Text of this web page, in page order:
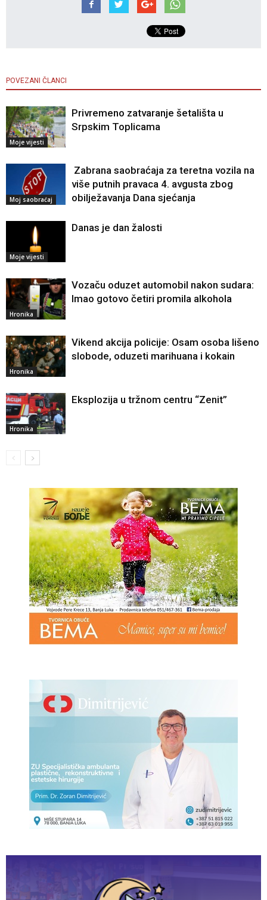
POVEZANI ČLANCI
Moje vijesti
Privremeno zatvaranje šetališta u
Srpskim Toplicama
Moj saobraćaj
Zabrana saobraćaja za teretna vozila na
više putnih pravaca 4. avgusta zbog
obilježavanja Dana sjećanja
Moje vijesti
Danas je dan žalosti
Hronika
Vozaču oduzet automobil nakon sudara:
Imao gotovo četiri promila alkohola
Hronika
Vikend akcija policije: Osam osoba lišeno
slobode, oduzeti marihuana i kokain
Hronika
Eksplozija u tržnom centru “Zenit”